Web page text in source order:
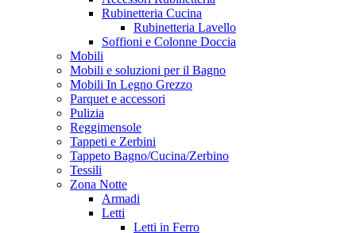
Rubinetteria Cucina
Rubinetteria Lavello
Soffioni e Colonne Doccia
Mobili
Mobili e soluzioni per il Bagno
Mobili In Legno Grezzo
Parquet e accessori
Pulizia
Reggimensole
Tappeti e Zerbini
Tappeto Bagno/Cucina/Zerbino
Tessili
Zona Notte
Armadi
Letti
Letti in Ferro